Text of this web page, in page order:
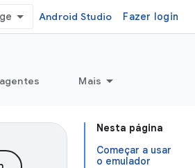
Android Studio Fazer login
Mais
Nesta página
Começar a usar
o emulador